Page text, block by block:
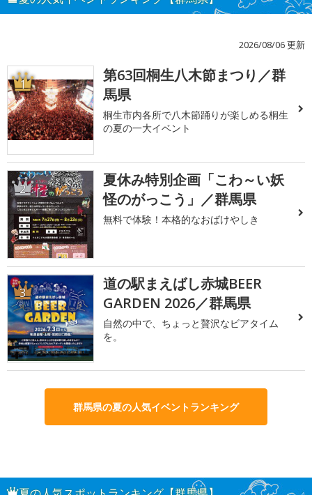
2026/08/06 更新
1
第63回桐生八木節まつり／群
馬県
桐生市内各所で八木節踊りが楽しめる桐生
の夏の一大イベント
2
夏休み特別企画「こわ～い妖
怪のがっこう」／群馬県
無料で体験！本格的なおばけやしき
3
道の駅まえばし赤城BEER
GARDEN 2026／群馬県
自然の中で、ちょっと贅沢なビアタイム
を。
群馬県の夏の人気イベントランキング